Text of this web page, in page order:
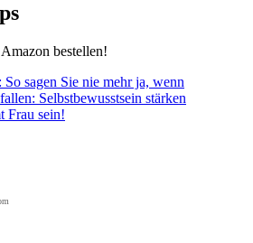
bestellen!
sagen Sie nie mehr ja, wenn
Selbstbewusstsein stärken
Frau sein!